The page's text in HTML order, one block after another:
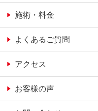
施術・料金
よくあるご質問
アクセス
お客様の声